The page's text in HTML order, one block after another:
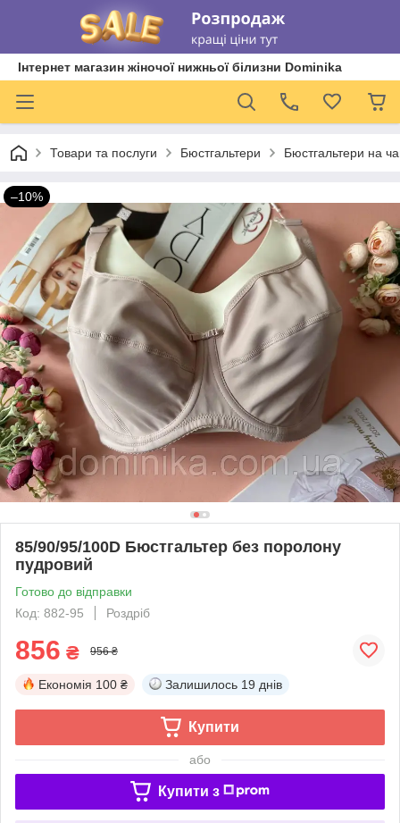
Інтернет магазин жіночої нижньої білизни Dominika
Товари та послуги Бюстгальтери Бюстгальтери на
–10%
85/90/95/100D Бюстгальтер без поролону
пудровий
Готово до відправки
Код: 882-95
Роздріб
856 ₴ 956 ₴
Економія 100 ₴ Залишилось 19 днів
Купити
або
Купити з